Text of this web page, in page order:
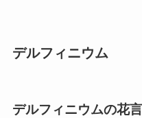
デルフィニウム
デルフィニウムの花